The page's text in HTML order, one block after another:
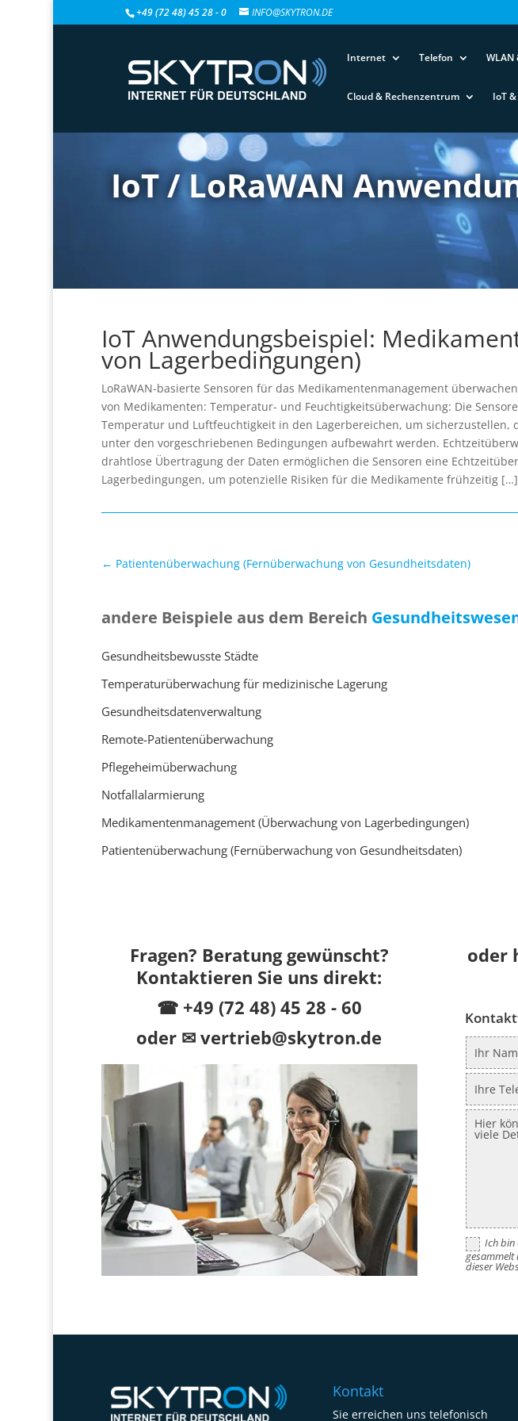
+49 (72 48) 45 28 - 0 INFO@SKYTRON.DE
Internet Telefon
Cloud & Rechenzentrum IoT
IoT / LoRaWAN
IoT Anwendungsbeispiel:
von Lagerbedingungen)
LoRaWAN-basierte Sensoren für das Medikamentenmanagement
von Medikamenten: Temperatur- und Feuchtigkeitsüberwachung: Die
Temperatur und Luftfeuchtigkeit in den Lagerbereichen, um sicherzustellen,
unter den vorgeschriebenen Bedingungen aufbewahrt werden.
drahtlose Übertragung der Daten ermöglichen die Sensoren eine
Lagerbedingungen, um potenzielle Risiken für die Medikamente frühzeitig […]
← Patientenüberwachung (Fernüberwachung von Gesundheitsdaten)
andere Beispiele aus dem Bereich
Gesundheitsbewusste Städte
Temperaturüberwachung für medizinische Lagerung
Gesundheitsdatenverwaltung
Remote-Patientenüberwachung
Pflegeheimüberwachung
Notfallalarmierung
Medikamentenmanagement (Überwachung von Lagerbedingungen)
Patientenüberwachung (Fernüberwachung von Gesundheitsdaten)
Fragen? Beratung gewünscht?
Kontaktieren Sie uns direkt:
☎ +49 (72 48) 45 28 - 60
oder ✉ vertrieb@skytron.de
oder
Ich bin
gesammelt
dieser
Kontakt
Sie erreichen uns telefonisch